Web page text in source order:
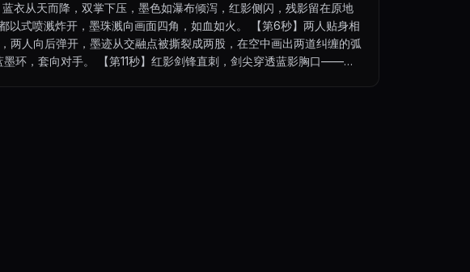
衣从天而降，双掌下压，墨色如瀑布倾泻，红影侧闪，残影留在原地
式喷溅炸开，墨珠溅向画面四角，如血如火。 【第6秒】两人贴身相
人向后弹开，墨迹从交融点被撕裂成两股，在空中画出两道纠缠的弧
环，套向对手。 【第11秒】红影剑锋直刺，剑尖穿透蓝影胸口——蓝